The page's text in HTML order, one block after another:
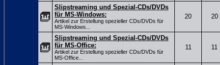
Slipstreaming und Spezial-CDs/DVDs
für MS-Windows:
Artikel zur Erstellung spezieller CDs/DVDs für
MS-Windows...
20 20
Slipstreaming und Spezial-CDs/DVDs
für MS-Office:
Artikel zur Erstellung spezieller CDs/DVDs für
MS-Office...
11 11